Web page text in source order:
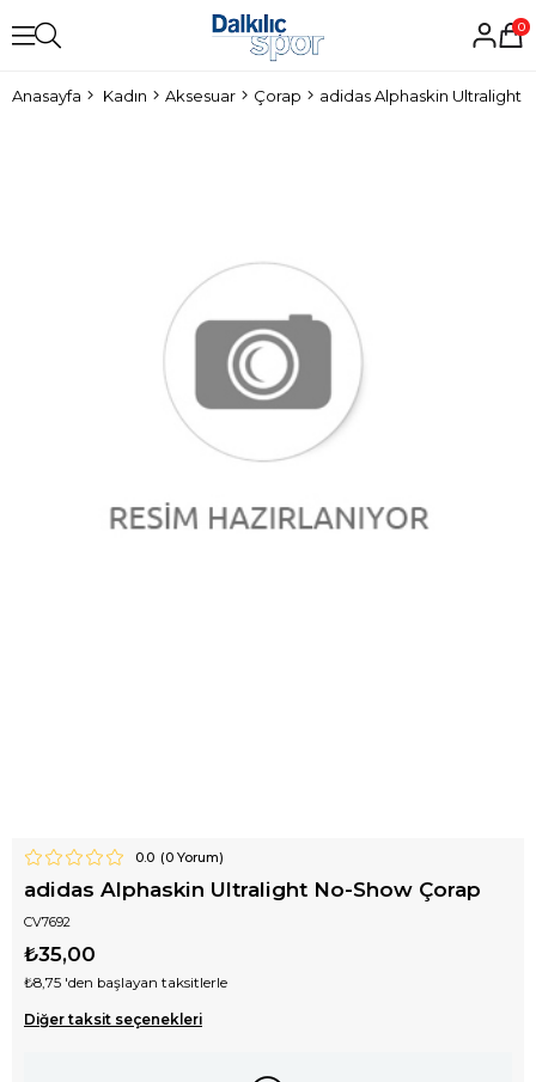
0
Anasayfa Kadın Aksesuar Çorap adidas Alphaskin Ultralight
0.0 (0Yorum)
adidas Alphaskin Ultralight No-Show Çorap
CV7692
₺35,00
₺8,75 'den başlayan taksitlerle
Diğer taksit seçenekleri